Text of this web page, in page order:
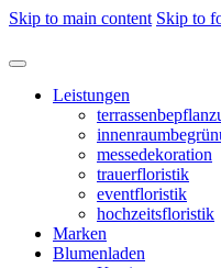
Skip to main content Skip to
Leistungen
messedekoration
trauerfloristik
eventfloristik
hochzeitsfloristik
Marken
Blumenladen